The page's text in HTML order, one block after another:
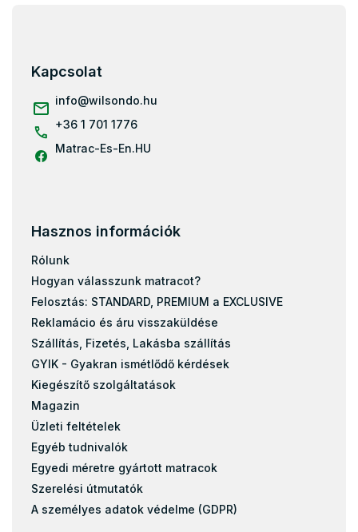
Matracok teherbírás szerint - 140 kg
Matracok teherbírás szerint - 180 kg
Matracok teherbírás szerint - 70 kg
Kapcsolat
info@wilsondo.hu
+36 1 701 1776
Matrac-Es-En.HU
Hasznos információk
Rólunk
Hogyan válasszunk matracot?
Felosztás: STANDARD, PREMIUM a EXCLUSIVE
Reklamácio és áru visszaküldése
Szállítás, Fizetés, Lakásba szállítás
GYIK - Gyakran ismétlődő kérdések
Kiegészítő szolgáltatások
Magazin
Üzleti feltételek
Egyéb tudnivalók
Egyedi méretre gyártott matracok
Szerelési útmutatók
A személyes adatok védelme (GDPR)